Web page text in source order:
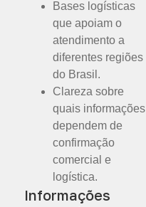
Bases logísticas
que apoiam o
atendimento a
diferentes regiões
do Brasil.
Clareza sobre
quais informações
dependem de
confirmação
comercial e
logística.
Informações